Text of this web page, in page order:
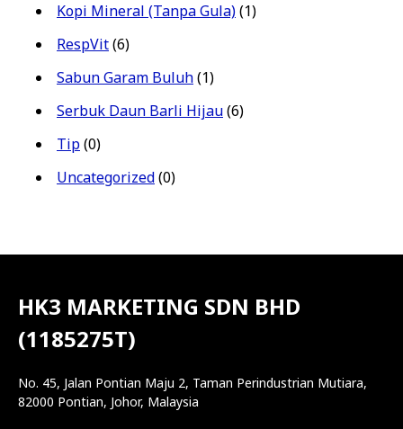
Kopi Mineral (Tanpa Gula)(1)
RespVit(6)
Sabun Garam Buluh(1)
Serbuk Daun Barli Hijau(6)
Tip(0)
Uncategorized(0)
HK3 MARKETING SDN BHD
(1185275T)
No. 45, Jalan Pontian Maju 2, Taman Perindustrian Mutiara,
82000 Pontian, Johor, Malaysia